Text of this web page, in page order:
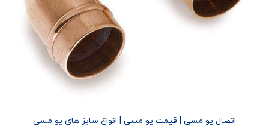
اتصال یو مسی | قیمت یو مسی | انواع سایز های یو مسی